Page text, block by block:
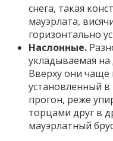
снега, такая
мауэрлата,
горизонтально
Наслонные.
укладываемая
Вверху они чаще
установленный
прогон, реже
торцами друг в
мауэрлатный